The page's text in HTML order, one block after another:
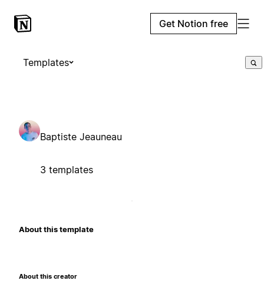
Get Notion free
Templates
Baptiste Jeauneau
3 templates
About this template
About this creator